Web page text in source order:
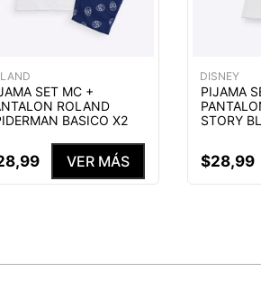
SET MC +
ROLAND
BASICO X2
,99 VER MÁS
DISNEY
PIJAMA
STORY
$28,99